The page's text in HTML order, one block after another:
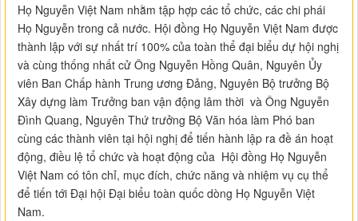
Họ Nguyễn Việt Nam nhằm tập hợp các tổ chức, các chi phái
Họ Nguyễn trong cả nước. Hội đồng Họ Nguyễn Việt Nam được
thành lập với sự nhất trí 100% của toàn thể đại biểu dự hội nghị
và cùng thống nhất cử Ông Nguyễn Hồng Quân, Nguyên Ủy
viên Ban Chấp hành Trung ương Đảng, Nguyên Bộ trưởng Bộ
Xây dựng làm Trưởng ban vận động lâm thời và Ông Nguyễn
Đình Quang, Nguyên Thứ trưởng Bộ Văn hóa làm Phó ban
cùng các thành viên tại hội nghị để tiến hành lập ra đề án hoạt
động, điều lệ tổ chức và hoạt động của Hội đồng Họ Nguyễn
Việt Nam có tôn chỉ, mục đích, chức năng và nhiệm vụ cụ thể
để tiến tới Đại hội Đại biểu toàn quốc dòng Họ Nguyễn Việt
Nam.